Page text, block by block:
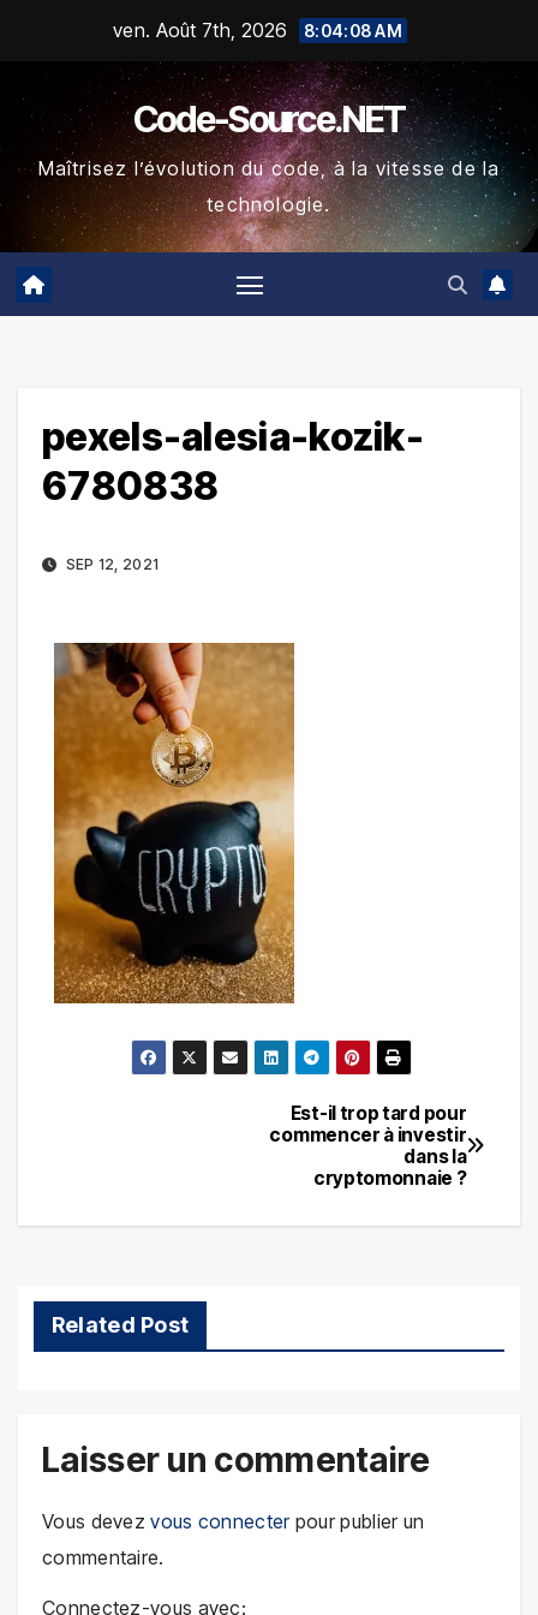
ven. Août 7th, 2026 8:04:08 AM
Code-Source.NET
Maîtrisez l’évolution du code, à la vitesse de la
technologie.
pexels-alesia-kozik-
6780838
SEP 12, 2021
l’article
Est-il trop tard pour
commencer à investir
dans la
cryptomonnaie ?
Related Post
Laisser un commentaire
Vous devezvous connecterpour publier un
commentaire.
Connectez-vous avec: